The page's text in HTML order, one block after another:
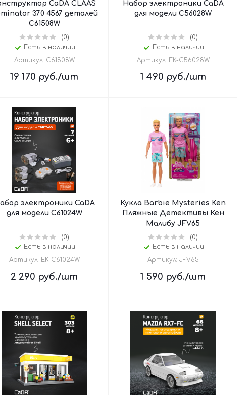
CaDA CLAAS
370 4567 деталей
C61508W
(0)
Есть в наличии
Артикул: C61508W
19 170 руб./шт
Набор электроники CaDA
для модели C56028W
(0)
Есть в наличии
Артикул: EK-C56028W
1 490 руб./шт
электроники CaDA
для модели C61024W
(0)
Есть в наличии
Артикул: EK-C61024W
2 290 руб./шт
Кукла Barbie Mysteries Ken
Пляжные Детективы Кен
Малибу JFV65
(0)
Есть в наличии
Артикул: JFV65
1 590 руб./шт